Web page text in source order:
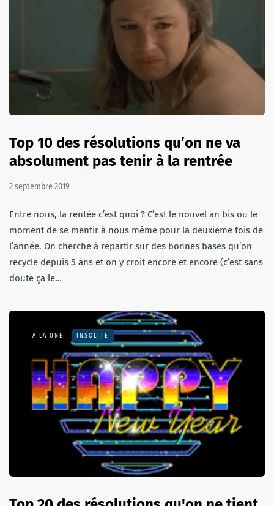
Top 10 des résolutions qu’on ne va
absolument pas tenir à la rentrée
2 septembre 2019
Entre nous, la rentée c’est quoi ? C’est le nouvel an bis ou le
moment de se mentir à nous même pour la deuxième fois de
l’année. On cherche à repartir sur des bonnes bases qu’on
recycle depuis 5 ans et on y croit encore et encore (c’est sans
doute ça le…
A LA UNE INSOLITE